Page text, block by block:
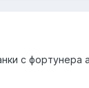
с фортунера